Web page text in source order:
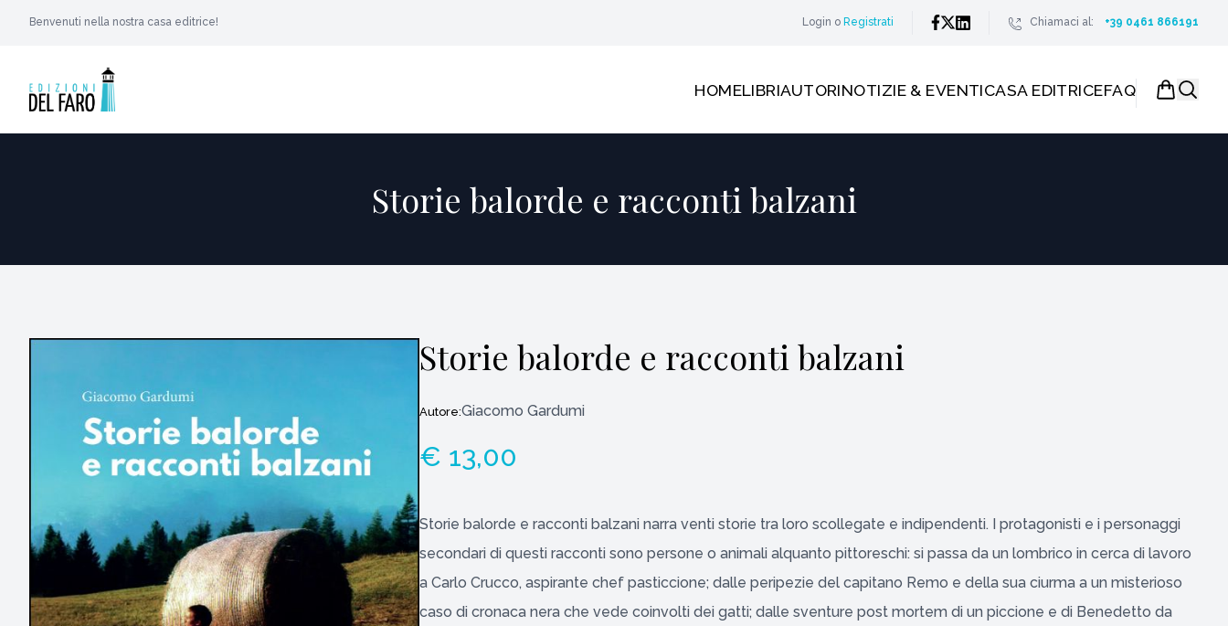
Benvenuti nella nostra casa editrice! Login o Registrati Chiamaci al: +39 0461 866191
HOMELIBRIAUTORINOTIZIE & EVENTICASA EDITRICEFAQ
Storie balorde e racconti balzani
Storie balorde e racconti balzani
Autore:Giacomo Gardumi
€ 13,00
Storie balorde e racconti balzani narra venti storie tra loro scollegate e indipendenti. I protagonisti e i personaggi
secondari di questi racconti sono persone o animali alquanto pittoreschi: si passa da un lombrico in cerca di lavoro
a Carlo Crucco, aspirante chef pasticcione; dalle peripezie del capitano Remo e della sua ciurma a un misterioso
caso di cronaca nera che vede coinvolti dei gatti; dalle sventure post mortem di un piccione e di Benedetto da